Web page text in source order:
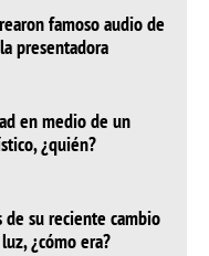
famoso audio de
presentadora
en medio de un
¿quién?
de su reciente cambio
¿cómo era?